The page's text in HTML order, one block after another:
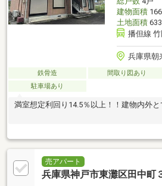
建物面積
土地面積
播但線
兵庫県朝
鉄骨造 間取り図あり
駐車場あり
満室想定利回り14.5％以上！！建物内外と
売アパート
兵庫県神戸市東灘区田中町